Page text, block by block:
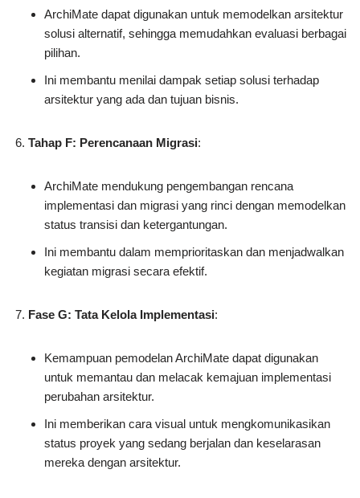
ArchiMate dapat digunakan untuk memodelkan arsitektur
solusi alternatif, sehingga memudahkan evaluasi berbagai
pilihan.
Ini membantu menilai dampak setiap solusi terhadap
arsitektur yang ada dan tujuan bisnis.
Tahap F: Perencanaan Migrasi:
ArchiMate mendukung pengembangan rencana
implementasi dan migrasi yang rinci dengan memodelkan
status transisi dan ketergantungan.
Ini membantu dalam memprioritaskan dan menjadwalkan
kegiatan migrasi secara efektif.
Fase G: Tata Kelola Implementasi:
Kemampuan pemodelan ArchiMate dapat digunakan
untuk memantau dan melacak kemajuan implementasi
perubahan arsitektur.
Ini memberikan cara visual untuk mengkomunikasikan
status proyek yang sedang berjalan dan keselarasan
mereka dengan arsitektur.